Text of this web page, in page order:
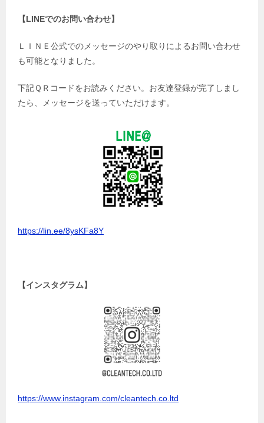
【LINEでのお問い合わせ】
ＬＩＮＥ公式でのメッセージのやり取りによるお問い合わせ
も可能となりました。
下記ＱＲコードをお読みください。お友達登録が完了しまし
たら、メッセージを送っていただけます。
https://lin.ee/8ysKFa8Y
【インスタグラム】
https://www.instagram.com/cleantech.co.ltd